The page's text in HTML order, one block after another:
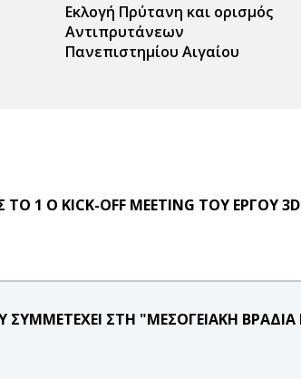
Εκλογή Πρύτανη και ορισμός
Αντιπρυτάνεων
Πανεπιστημίου Αιγαίου
1 Ο KICK-OFF MEETING ΤΟΥ ΕΡΓΟΥ
ΣΥΜΜΕΤΕΧΕΙ ΣΤΗ "ΜΕΣΟΓΕΙΑΚΗ ΒΡΑΔΙΑ